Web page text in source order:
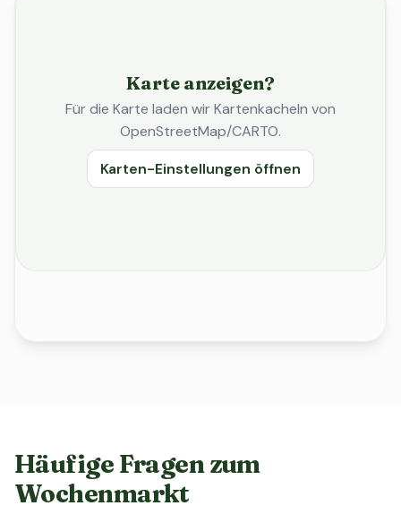
Karte anzeigen?
Für die Karte laden wir Kartenkacheln von
OpenStreetMap/CARTO.
Karten-Einstellungen öffnen
Häufige Fragen zum
Wochenmarkt